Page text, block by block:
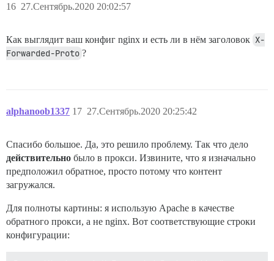
27.Сентябрь.2020 20:02:57
16
Как выглядит ваш конфиг nginx и есть ли в нём заголовок X-
Forwarded-Proto ?
alphanoob1337 27.Сентябрь.2020 20:25:42
17
Спасибо большое. Да, это решило проблему. Так что дело
действительно было в прокси. Извините, что я изначально
предположил обратное, просто потому что контент
загружался.
Для полноты картины: я использую Apache в качестве
обратного прокси, а не nginx. Вот соответствующие строки
конфигурации: